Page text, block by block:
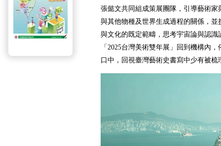
張懿文共同組成策展團隊，引導藝術
與其他物種及世界生成過程的關係，
與文化的既定範疇，思考宇宙論與認
「2025台灣美術雙年展」回到機構內
口中，回視臺灣藝術史書寫中少有被梳